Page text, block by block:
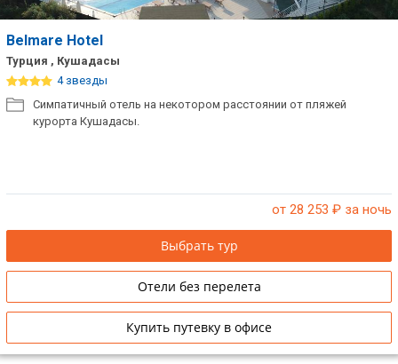
Belmare Hotel
Турция , Кушадасы
4 звезды
Симпатичный отель на некотором расстоянии от пляжей
курорта Кушадасы.
от 28 253 ₽ за ночь
Выбрать тур
Отели без перелета
Купить путевку в офисе